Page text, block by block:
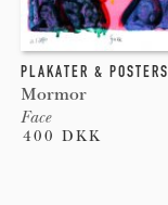
PLAKATER & POSTERS
Mormor
Face
400 DKK